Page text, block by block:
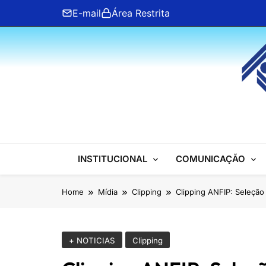
content
E-mail Área Restrita
ANFIP Nacional
INSTITUCIONAL COMUNICAÇÃO
Home Mídia Clipping Clipping ANFIP:
+ NOTICIAS Clipping